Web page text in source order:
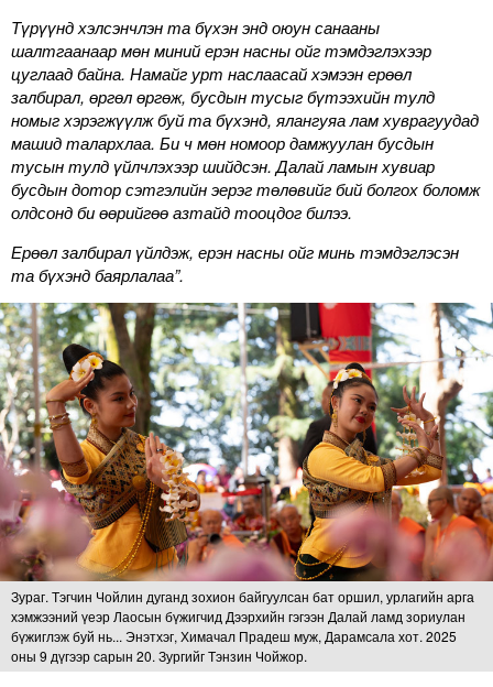
Түрүүнд хэлсэнчлэн та бүхэн энд оюун санааны
шалтгаанаар мөн миний ерэн насны ойг тэмдэглэхээр
цуглаад байна. Намайг урт наслаасай хэмээн ерөөл
залбирал, өргөл өргөж, бусдын тусыг бүтээхийн тулд
номыг хэрэгжүүлж буй та бүхэнд, ялангуяа лам хуврагуудад
машид талархлаа. Би ч мөн номоор дамжуулан бусдын
тусын тулд үйлчлэхээр шийдсэн. Далай ламын хувиар
бусдын дотор сэтгэлийн эерэг төлөвийг бий болгох боломж
олдсонд би өөрийгөө азтайд тооцдог билээ.
Ерөөл залбирал үйлдэж, ерэн насны ойг минь тэмдэглэсэн
та бүхэнд баярлалаа”.
Зураг. Тэгчин Чойлин дуганд зохион байгуулсан бат оршил, урлагийн арга
хэмжээний үеэр Лаосын бүжигчид Дээрхийн гэгээн Далай ламд зориулан
бүжиглэж буй нь... Энэтхэг, Химачал Прадеш муж, Дарамсала хот. 2025
оны 9 дүгээр сарын 20. Зургийг Тэнзин Чойжор.